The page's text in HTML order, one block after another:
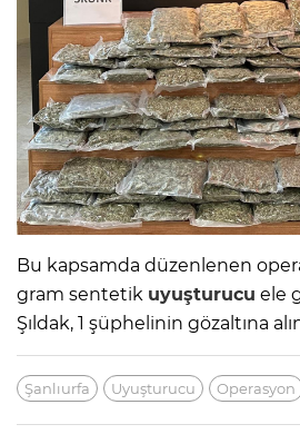
Bu kapsamda düzenlenen
gram sentetik uyuşturucu ele
Şıldak, 1 şüphelinin gözaltına
Şanlıurfa Uyuşturucu Operasyon